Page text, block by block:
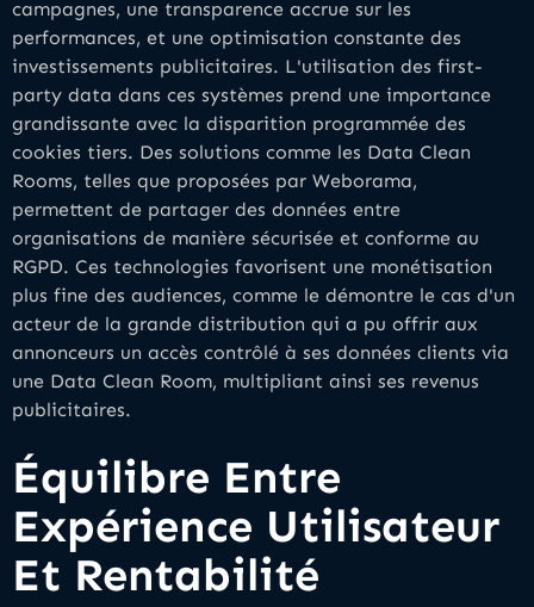
campagnes, une transparence accrue sur les
performances, et une optimisation constante des
investissements publicitaires. L'utilisation des first-
party data dans ces systèmes prend une importance
grandissante avec la disparition programmée des
cookies tiers. Des solutions comme les Data Clean
Rooms, telles que proposées par Weborama,
permettent de partager des données entre
organisations de manière sécurisée et conforme au
RGPD. Ces technologies favorisent une monétisation
plus fine des audiences, comme le démontre le cas d'un
acteur de la grande distribution qui a pu offrir aux
annonceurs un accès contrôlé à ses données clients via
une Data Clean Room, multipliant ainsi ses revenus
publicitaires.
Équilibre Entre
Expérience Utilisateur
Et Rentabilité